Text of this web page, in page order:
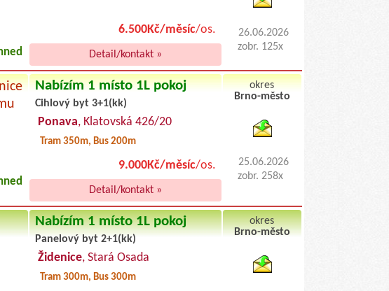
6.500Kč/měsíc/os.
Detail/kontakt »
26.06.2026
zobr. 125x
Nabízím 1 místo 1L pokoj
Cihlový byt 3+1(kk)
Ponava, Klatovská 426/20
Tram 350m, Bus 200m
9.000Kč/měsíc/os.
Detail/kontakt »
okres
Brno-město
25.06.2026
zobr. 258x
Nabízím 1 místo 1L pokoj
Panelový byt 2+1(kk)
Židenice, Stará Osada
Tram 300m, Bus 300m
okres
Brno-město